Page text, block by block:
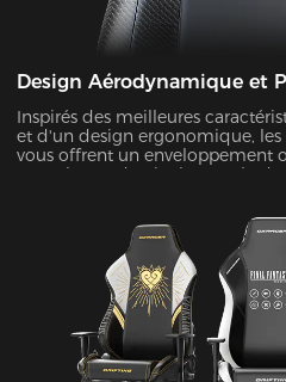
Design Aérodynamique et
Inspirés des meilleures
et d'un design ergonomique,
vous offrent un enveloppement
complet. Le dossier haut et le